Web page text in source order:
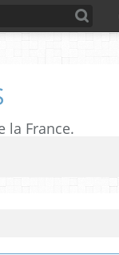
la France.